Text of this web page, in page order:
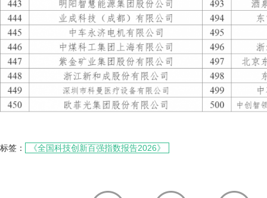
标签： 《全国科技创新百强指数报告2026》